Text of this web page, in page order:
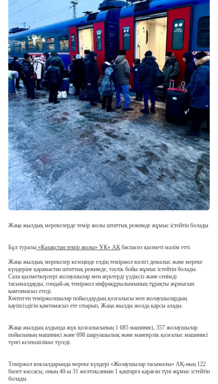
Жаңа жылдық мерекелерде темір жолы штаттық режимде жұмыс істейтін болады
Бұл туралы «Қазақстан темір жолы» ҰК» АҚ баспасөз қызметі мәлім етті.
Жаңа жылдық мерекелер кезеңінде елдің теміржол көлігі демалыс және мереке
күндеріне қарамастан штаттық режимде, тәулік бойы жұмыс істейтін болады.
Сала қызметкерлері жолаушылар мен жүктерді үздіксіз және сенімді
тасымалдауды, сондай-ақ теміржол инфрақұрылымының тұрақты жұмысын
қамтамасыз етеді.
Көптеген теміржолшылар пойыздардың қозғалысы мен жолаушылардың
қауіпсіздігін қамтамасыз ете отырып, Жаңа жылды жолда қарсы алады.
Жаңа жылдың алдында жүк қозғалысының 1 685 машинисі, 357 жолаушылар
пойызының машинисі және 698 шаруашылық және маневрлік қозғалыс машинисі
түнгі кезекшілікке түседі.
Теміржол вокзалдарында мереке күндері «Жолаушылар тасымалы» АҚ-ның 122
билет кассасы, оның 40-ы 31 желтоқсаннан 1 қаңтарға қараған түні жұмыс істейтін
болады.